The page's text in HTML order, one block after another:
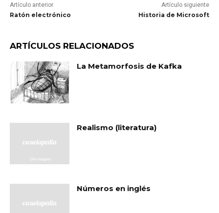
Artículo anterior
Ratón electrónico
Artículo siguiente
Historia de Microsoft
ARTÍCULOS RELACIONADOS
La Metamorfosis de Kafka
Realismo (literatura)
Números en inglés